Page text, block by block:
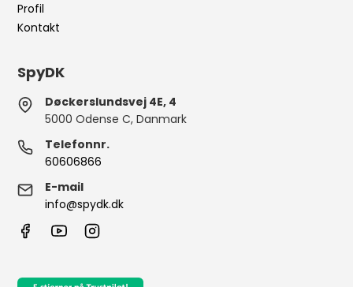
Profil
Kontakt
SpyDK
Døckerslundsvej 4E, 4
5000 Odense C, Danmark
Telefonnr.
60606866
E-mail
info@spydk.dk